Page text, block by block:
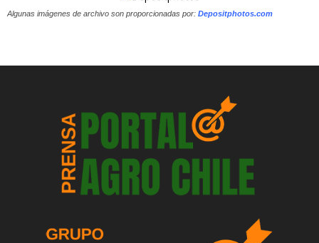
Algunas imágenes de archivo son proporcionadas por: Depositphotos.com